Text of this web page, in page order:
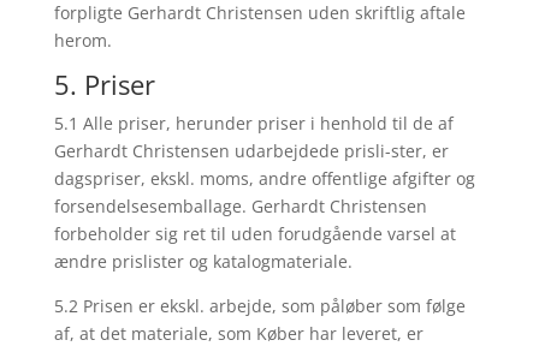
forpligte Gerhardt Christensen uden skriftlig aftale
herom.
5. Priser
5.1 Alle priser, herunder priser i henhold til de af
Gerhardt Christensen udarbejdede prisli-ster, er
dagspriser, ekskl. moms, andre offentlige afgifter og
forsendelsesemballage. Gerhardt Christensen
forbeholder sig ret til uden forudgående varsel at
ændre prislister og katalogmateriale.
5.2 Prisen er ekskl. arbejde, som påløber som følge
af, at det materiale, som Køber har leveret, er